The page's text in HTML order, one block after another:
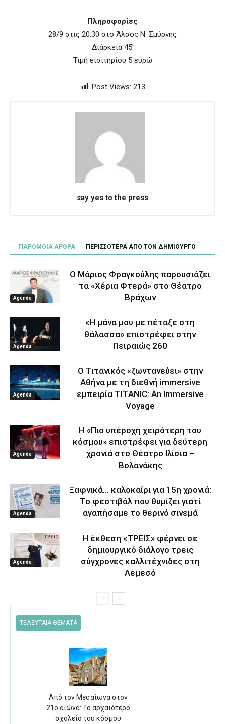
Πληροφορίες
28/9 στις 20:30 στο Άλσος Ν. Σμύρνης
Διάρκεια 45’
Τιμή εισιτηρίου 5 ευρώ
Post Views: 213
say yes to the press
ΠΑΡΟΜΟΙΑ ΑΡΘΡΑ ΠΕΡΙΣΣΟΤΕΡΑ ΑΠΟ ΤΟΝ ΔΗΜΙΟΥΡΓΟ
Agenda
Ο Μάριος Φραγκούλης παρουσιάζει
τα «Χέρια Φτερά» στο Θέατρο
Βράχων
Agenda
«Η μάνα μου με πέταξε στη
θάλασσα» επιστρέφει στην
Πειραιώς 260
Agenda
Ο Τιτανικός «ζωντανεύει» στην
Αθήνα με τη διεθνή immersive
εμπειρία TITANIC: An Immersive
Voyage
Agenda
Η «Πιο υπέροχη χειρότερη του
κόσμου» επιστρέφει για δεύτερη
χρονιά στο Θέατρο Ιλίσια –
Βολανάκης
Agenda
Ξαφνικά… καλοκαίρι για 15η χρονιά:
Το φεστιβάλ που θυμίζει γιατί
αγαπήσαμε το θερινό σινεμά
Agenda
Η έκθεση «ΤΡΕΙΣ» φέρνει σε
δημιουργικό διάλογο τρεις
σύγχρονες καλλιτέχνιδες στη
Λεμεσό
ΤΕΛΕΥΤΑΙΑ ΘΕΜΑΤΑ
Από τον Μεσαίωνα στον
21ο αιώνα: Το αρχαιότερο
σχολείο του κόσμου